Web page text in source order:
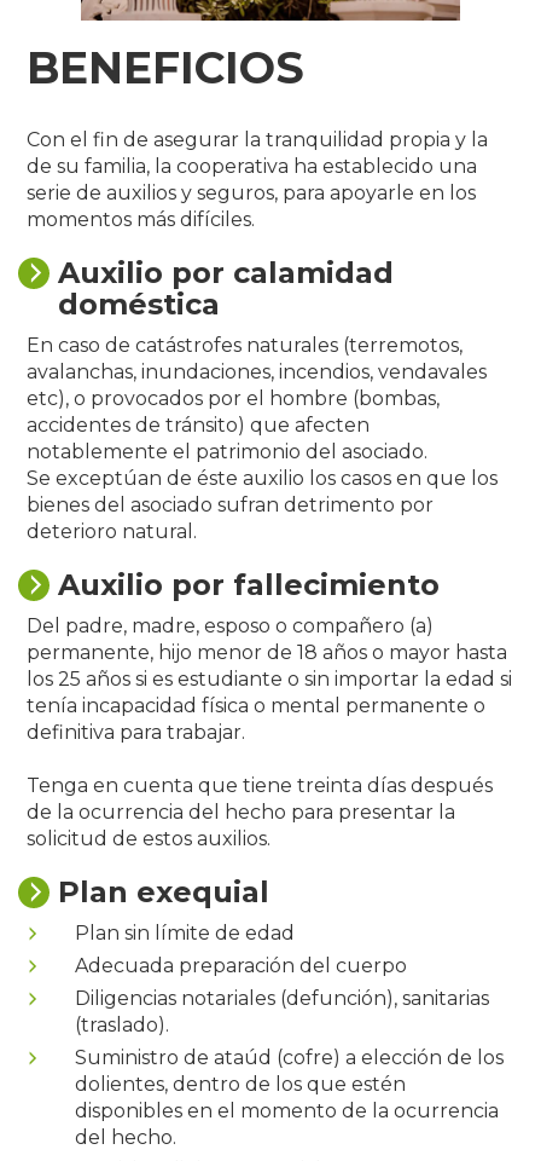
BENEFICIOS
Con el fin de asegurar la tranquilidad propia y la
de su familia, la cooperativa ha establecido una
serie de auxilios y seguros, para apoyarle en los
momentos más difíciles.
Auxilio por calamidad
doméstica
En caso de catástrofes naturales (terremotos,
avalanchas, inundaciones, incendios, vendavales
etc), o provocados por el hombre (bombas,
accidentes de tránsito) que afecten
notablemente el patrimonio del asociado.
Se exceptúan de éste auxilio los casos en que los
bienes del asociado sufran detrimento por
deterioro natural.
Auxilio por fallecimiento
Del padre, madre, esposo o compañero (a)
permanente, hijo menor de 18 años o mayor hasta
los 25 años si es estudiante o sin importar la edad si
tenía incapacidad física o mental permanente o
definitiva para trabajar.
Tenga en cuenta que tiene treinta días después
de la ocurrencia del hecho para presentar la
solicitud de estos auxilios.
Plan exequial
Plan sin límite de edad
Adecuada preparación del cuerpo
Diligencias notariales (defunción), sanitarias
(traslado).
Suministro de ataúd (cofre) a elección de los
dolientes, dentro de los que estén
disponibles en el momento de la ocurrencia
del hecho.